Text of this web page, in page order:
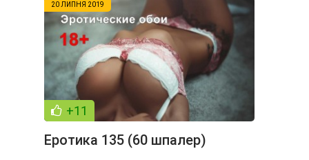
20 ЛИПНЯ 2019
+11
Еротика 135 (60 шпалер)